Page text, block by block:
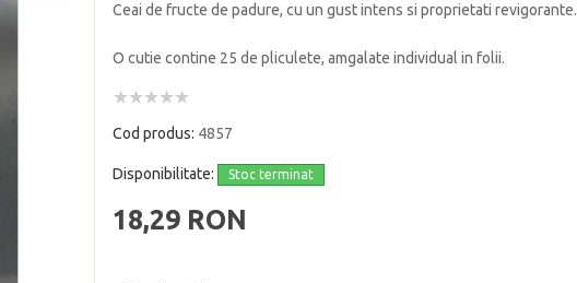
Ceai de fructe de padure, cu un gust intens si proprietati revigorante.
O cutie contine 25 de pliculete, amgalate individual in folii.
Cod produs: 4857
Disponibilitate: Stoc terminat
18,29 RON